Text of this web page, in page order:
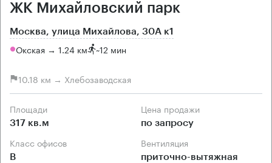
ЖК Михайловский парк
Москва, улица Михайлова, 30А к1
Окская → 1.24 км ~12 мин
10.18 км → Хлебозаводская
Площади
317 кв.м
Цена продажи
по запросу
Класс офисов
B
Вентиляция
приточно-вытяжная